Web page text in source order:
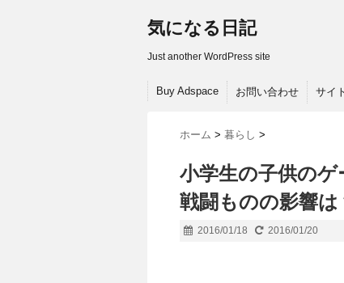
気になる日記
Just another WordPress site
Buy Adspace お問い合わせ サイ
ホーム > 暮らし >
小学生の子供の
戦闘ものの影響は
2016/01/18 2016/01/20